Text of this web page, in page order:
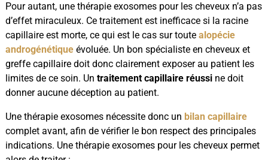
Pour autant, une thérapie exosomes pour les cheveux n’a pas
d’effet miraculeux. Ce traitement est inefficace si la racine
capillaire est morte, ce qui est le cas sur toute alopécie
androgénétiqueévoluée. Un bon spécialiste en cheveux et
greffe capillaire doit donc clairement exposer au patient les
limites de ce soin. Un traitement capillaire réussine doit
donner aucune déception au patient.
Une thérapie exosomes nécessite donc un bilan capillaire
complet avant, afin de vérifier le bon respect des principales
indications. Une thérapie exosomes pour les cheveux permet